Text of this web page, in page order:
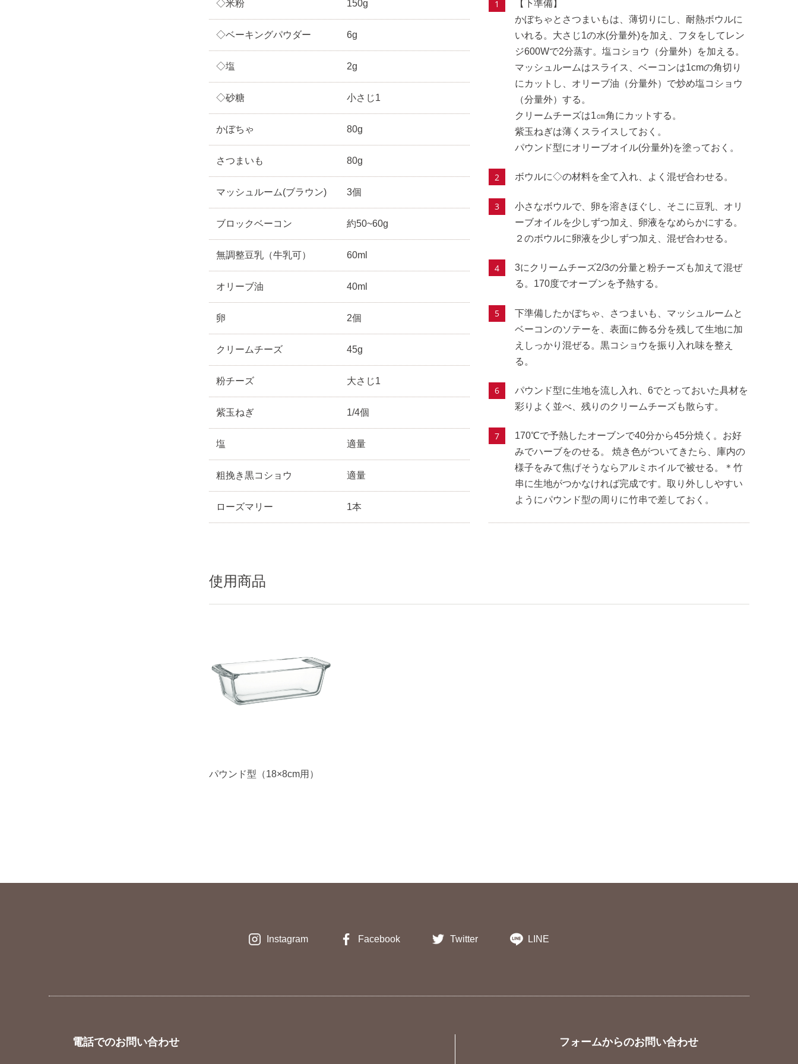
◇米粉 150g
◇ベーキングパウダー 6g
◇塩 2g
◇砂糖 小さじ1
かぼちゃ 80g
さつまいも 80g
マッシュルーム(ブラウン) 3個
ブロックベーコン 約50~60g
無調整豆乳（牛乳可） 60ml
オリーブ油 40ml
卵 2個
クリームチーズ 45g
粉チーズ 大さじ1
紫玉ねぎ 1/4個
塩 適量
粗挽き黒コショウ 適量
ローズマリー 1本
【下準備】
かぼちゃとさつまいもは、薄切りにし、耐熱ボウルに
いれる。大さじ1の水(分量外)を加え、フタをしてレン
ジ600Wで2分蒸す。塩コショウ（分量外）を加える。
マッシュルームはスライス、ベーコンは1cmの角切り
にカットし、オリーブ油（分量外）で炒め塩コショウ
（分量外）する。
クリームチーズは1㎝角にカットする。
紫玉ねぎは薄くスライスしておく。
パウンド型にオリーブオイル(分量外)を塗っておく。
ボウルに◇の材料を全て入れ、よく混ぜ合わせる。
小さなボウルで、卵を溶きほぐし、そこに豆乳、オリ
ーブオイルを少しずつ加え、卵液をなめらかにする。
２のボウルに卵液を少しずつ加え、混ぜ合わせる。
3にクリームチーズ2/3の分量と粉チーズも加えて混ぜ
る。170度でオーブンを予熱する。
下準備したかぼちゃ、さつまいも、マッシュルームと
ベーコンのソテーを、表面に飾る分を残して生地に加
えしっかり混ぜる。黒コショウを振り入れ味を整え
る。
パウンド型に生地を流し入れ、6でとっておいた具材を
彩りよく並べ、残りのクリームチーズも散らす。
170℃で予熱したオーブンで40分から45分焼く。お好
みでハーブをのせる。 焼き色がついてきたら、庫内の
様子をみて焦げそうならアルミホイルで被せる。＊竹
串に生地がつかなければ完成です。取り外ししやすい
ようにパウンド型の周りに竹串で差しておく。
使用商品
パウンド型（18×8cm用）
Instagram Facebook Twitter LINE
電話でのお問い合わせ フォームからのお問い合わせ